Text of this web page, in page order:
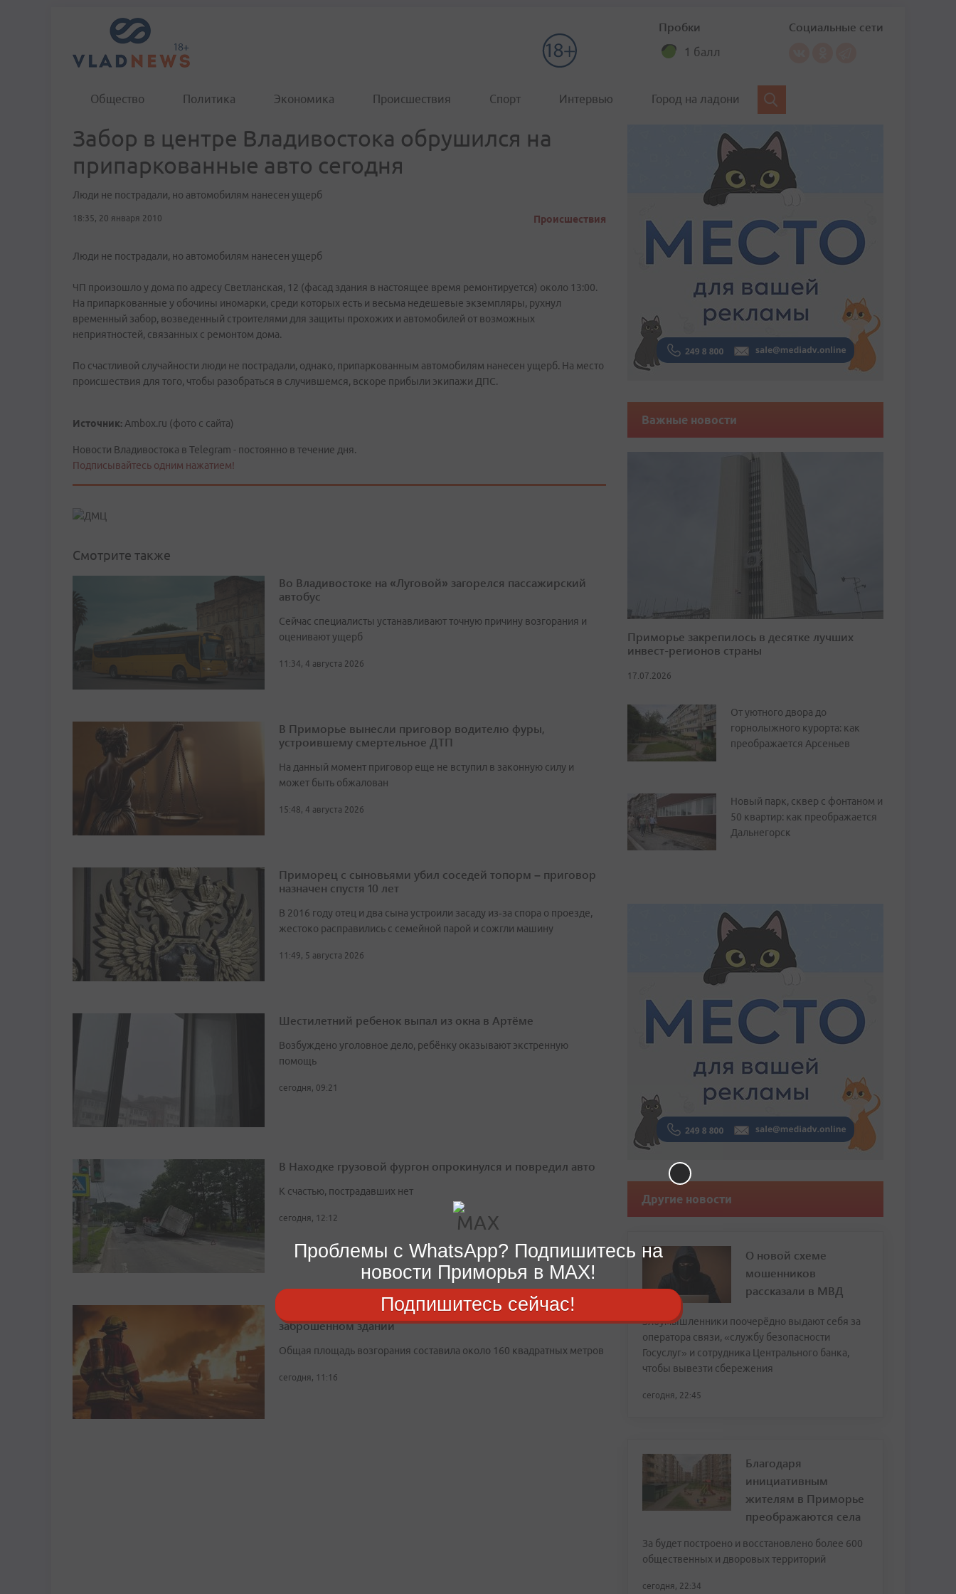
Пробки
1 балл
Социальные сети
Общество Политика Экономика Происшествия Спорт Интервью Город на ладони
Забор в центре Владивостока обрушился на
припаркованные авто сегодня
Люди не пострадали, но автомобилям нанесен ущерб
18:35, 20 января 2010 Происшествия
Люди не пострадали, но автомобилям нанесен ущерб
ЧП произошло у дома по адресу Светланская, 12 (фасад здания в настоящее время ремонтируется) около 13:00.
На припаркованные у обочины иномарки, среди которых есть и весьма недешевые экземпляры, рухнул
временный забор, возведенный строителями для защиты прохожих и автомобилей от возможных
неприятностей, связанных с ремонтом дома.
По счастливой случайности люди не пострадали, однако, припаркованным автомобилям нанесен ущерб. На место
происшествия для того, чтобы разобраться в случившемся, вскоре прибыли экипажи ДПС.
Источник: Ambox.ru (фото с сайта)
Новости Владивостока в Telegram - постоянно в течение дня.
Подписывайтесь одним нажатием!
Смотрите также
Во Владивостоке на «Луговой» загорелся пассажирский
автобус
Сейчас специалисты устанавливают точную причину возгорания и
оценивают ущерб
11:34, 4 августа 2026
В Приморье вынесли приговор водителю фуры,
устроившему смертельное ДТП
На данный момент приговор еще не вступил в законную силу и
может быть обжалован
15:48, 4 августа 2026
Приморец с сыновьями убил соседей топорм – приговор
назначен спустя 10 лет
В 2016 году отец и два сына устроили засаду из‑за спора о проезде,
жестоко расправились с семейной парой и сожгли машину
11:49, 5 августа 2026
Шестилетний ребенок выпал из окна в Артёме
Возбуждено уголовное дело, ребёнку оказывают экстренную
помощь
сегодня, 09:21
В Находке грузовой фургон опрокинулся и повредил авто
К счастью, пострадавших нет
сегодня, 12:12
В Большом Камне огнеборцы МЧС потушили пожар в
заброшенном здании
Общая площадь возгорания составила около 160 квадратных метров
сегодня, 11:16
Важные новости
Приморье закрепилось в десятке лучших
инвест-регионов страны
17.07.2026
От уютного двора до
горнолыжного курорта: как
преображается Арсеньев
Новый парк, сквер с фонтаном и
50 квартир: как преображается
Дальнегорск
Другие новости
О новой схеме
мошенников
рассказали в МВД
Злоумышленники поочерёдно выдают себя за
оператора связи, «службу безопасности
Госуслуг» и сотрудника Центрального банка,
чтобы вывезти сбережения
сегодня, 22:45
Благодаря
инициативным
жителям в Приморье
преображаются села
За будет построено и восстановлено более 600
общественных и дворовых территорий
сегодня, 22:34
Проблемы с WhatsApp? Подпишитесь на
новости Приморья в MAX!
Подпишитесь сейчас!